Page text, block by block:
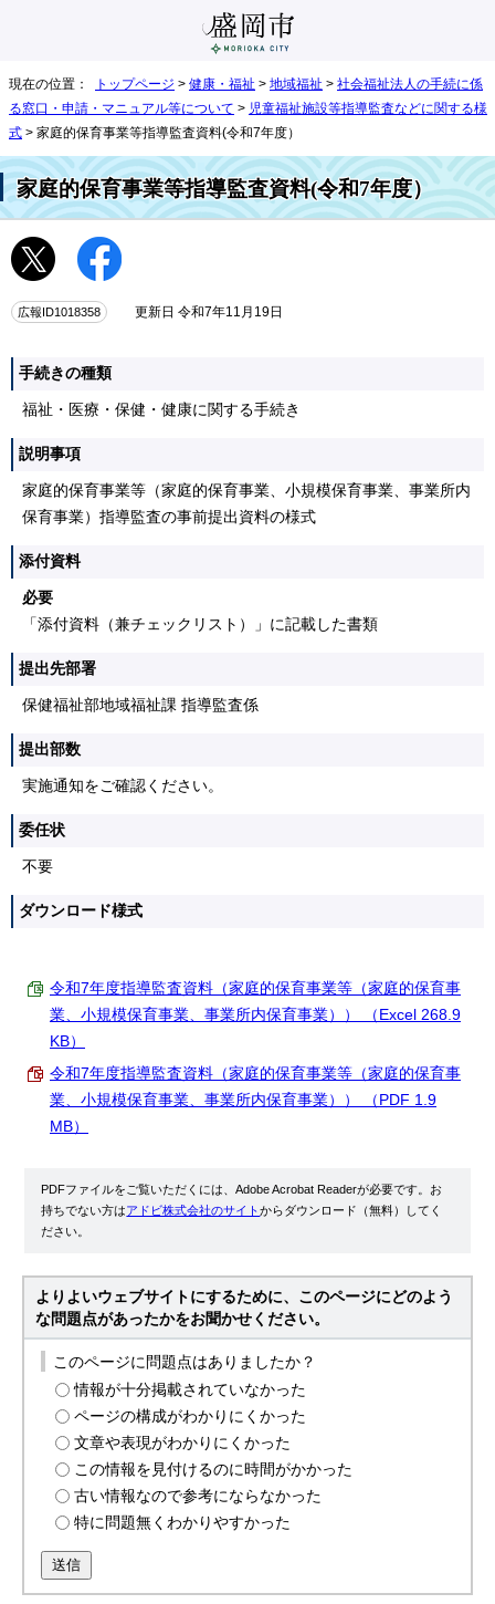
現在の位置： トップページ > 健康・福祉 > 地域福祉 > 社会福祉法人の手続に係
る窓口・申請・マニュアル等について > 児童福祉施設等指導監査などに関する様
式 > 家庭的保育事業等指導監査資料(令和7年度）
家庭的保育事業等指導監査資料(令和7年度）
広報ID1018358 更新日 令和7年11月19日
手続きの種類
福祉・医療・保健・健康に関する手続き
説明事項
家庭的保育事業等（家庭的保育事業、小規模保育事業、事業所内
保育事業）指導監査の事前提出資料の様式
添付資料
必要
「添付資料（兼チェックリスト）」に記載した書類
提出先部署
保健福祉部地域福祉課 指導監査係
提出部数
実施通知をご確認ください。
委任状
不要
ダウンロード様式
令和7年度指導監査資料（家庭的保育事業等（家庭的保育事
業、小規模保育事業、事業所内保育事業）） （Excel 268.9
KB）
令和7年度指導監査資料（家庭的保育事業等（家庭的保育事
業、小規模保育事業、事業所内保育事業）） （PDF 1.9
MB）
PDFファイルをご覧いただくには、Adobe Acrobat Readerが必要です。お
持ちでない方はアドビ株式会社のサイトからダウンロード（無料）してく
ださい。
よりよいウェブサイトにするために、このページにどのよう
な問題点があったかをお聞かせください。
このページに問題点はありましたか？
情報が十分掲載されていなかった
ページの構成がわかりにくかった
文章や表現がわかりにくかった
この情報を見付けるのに時間がかかった
古い情報なので参考にならなかった
特に問題無くわかりやすかった
送信